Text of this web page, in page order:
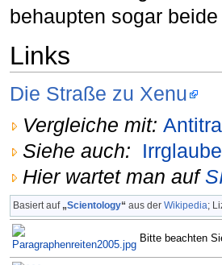
behaupten sogar
Links
Die Straße zu Xenu
Vergleiche mit:
Siehe auch:
Irrglaube
Hier wartet man auf
Basiert auf „Scientology“ aus der Wikipedia;
Bitte beachten